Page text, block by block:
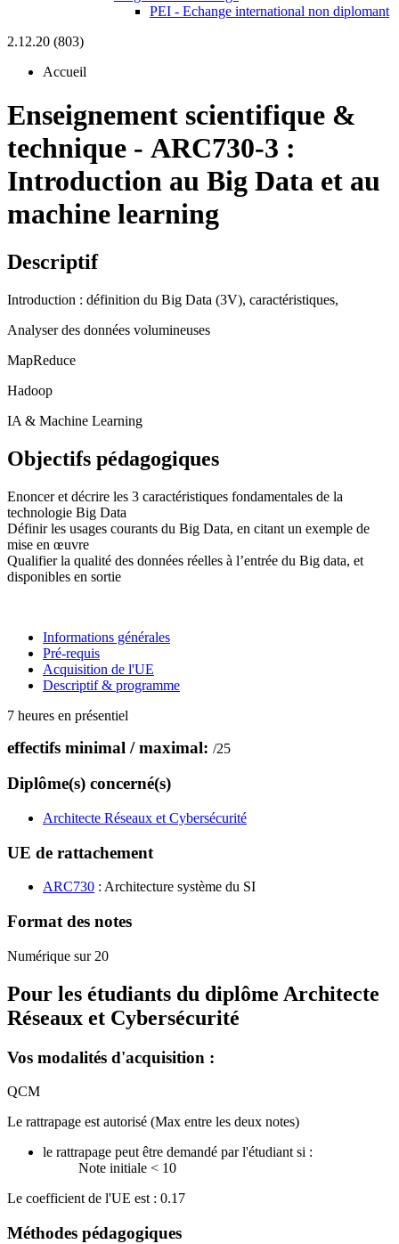
PEI - Echange international non diplomant
2.12.20 (803)
Accueil
Enseignement scientifique &
technique - ARC730-3 :
Introduction au Big Data et au
machine learning
Descriptif
Introduction : définition du Big Data (3V), caractéristiques,
Analyser des données volumineuses
MapReduce
Hadoop
IA & Machine Learning
Objectifs pédagogiques
Enoncer et décrire les 3 caractéristiques fondamentales de la
technologie Big Data
Définir les usages courants du Big Data, en citant un exemple de
mise en œuvre
Qualifier la qualité des données réelles à l’entrée du Big data, et
disponibles en sortie
Informations générales
Pré-requis
Acquisition de l'UE
Descriptif & programme
7 heures en présentiel
effectifs minimal / maximal: /25
Diplôme(s) concerné(s)
Architecte Réseaux et Cybersécurité
UE de rattachement
ARC730 : Architecture système du SI
Format des notes
Numérique sur 20
Pour les étudiants du diplôme Architecte
Réseaux et Cybersécurité
Vos modalités d'acquisition :
QCM
Le rattrapage est autorisé (Max entre les deux notes)
le rattrapage peut être demandé par l'étudiant si :
Note initiale < 10
Le coefficient de l'UE est : 0.17
Méthodes pédagogiques